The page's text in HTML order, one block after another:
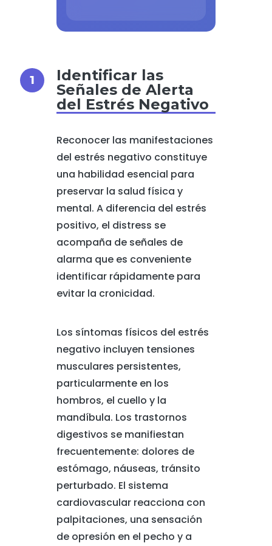
Identificar las
Señales de Alerta
del Estrés Negativo
Reconocer las manifestaciones
del estrés negativo constituye
una habilidad esencial para
preservar la salud física y
mental. A diferencia del estrés
positivo, el distress se
acompaña de señales de
alarma que es conveniente
identificar rápidamente para
evitar la cronicidad.
Los síntomas físicos del estrés
negativo incluyen tensiones
musculares persistentes,
particularmente en los
hombros, el cuello y la
mandíbula. Los trastornos
digestivos se manifiestan
frecuentemente: dolores de
estómago, náuseas, tránsito
perturbado. El sistema
cardiovascular reacciona con
palpitaciones, una sensación
de opresión en el pecho y a